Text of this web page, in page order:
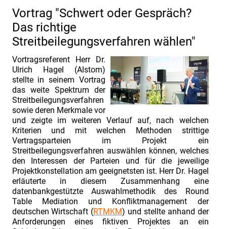
Vortrag "Schwert oder Gespräch?
Das richtige
Streitbeilegungsverfahren wählen"
Vortragsreferent Herr Dr.
Ulrich Hagel (Alstom)
stellte in seinem Vortrag
das weite Spektrum der
Streitbeilegungsverfahren
sowie deren Merkmale vor
und zeigte im weiteren Verlauf auf, nach welchen
Kriterien und mit welchen Methoden strittige
Vertragsparteien im Projekt ein
Streitbeilegungsverfahren auswählen können, welches
den Interessen der Parteien und für die jeweilige
Projektkonstellation am geeignetsten ist. Herr Dr. Hagel
erläuterte in diesem Zusammenhang eine
datenbankgestützte Auswahlmethodik des Round
Table Mediation und Konfliktmanagement der
deutschen Wirtschaft (RTMKM) und stellte anhand der
Anforderungen eines fiktiven Projektes an ein
2022:
Contract
&
Claim
Management.
Vortrags-
und
Referentenvorstellung
Frau
Isabelle
Göllner.
Thema:
„Verhandlungen
gewinnen
–
die